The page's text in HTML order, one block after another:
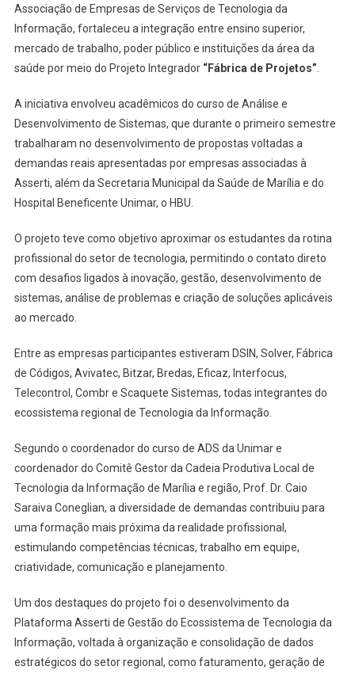
Associação de Empresas de Serviços de Tecnologia da
Informação, fortaleceu a integração entre ensino superior,
mercado de trabalho, poder público e instituições da área da
saúde por meio do Projeto Integrador “Fábrica de Projetos”
A iniciativa envolveu acadêmicos do curso de Análise e
Desenvolvimento de Sistemas, que durante o primeiro semestre
trabalharam no desenvolvimento de propostas voltadas a
demandas reais apresentadas por empresas associadas à
Asserti, além da Secretaria Municipal da Saúde de Marília e do
Hospital Beneficente Unimar, o HBU.
O projeto teve como objetivo aproximar os estudantes da rotina
profissional do setor de tecnologia, permitindo o contato direto
com desafios ligados à inovação, gestão, desenvolvimento de
sistemas, análise de problemas e criação de soluções aplicáveis
ao mercado.
Entre as empresas participantes estiveram DSIN, Solver, Fábrica
de Códigos, Avivatec, Bitzar, Bredas, Eficaz, Interfocus,
Telecontrol, Combr e Scaquete Sistemas, todas integrantes do
ecossistema regional de Tecnologia da Informação.
Segundo o coordenador do curso de ADS da Unimar e
coordenador do Comitê Gestor da Cadeia Produtiva Local de
Tecnologia da Informação de Marília e região, Prof. Dr. Caio
Saraiva Coneglian, a diversidade de demandas contribuiu para
uma formação mais próxima da realidade profissional,
estimulando competências técnicas, trabalho em equipe,
criatividade, comunicação e planejamento.
Um dos destaques do projeto foi o desenvolvimento da
Plataforma Asserti de Gestão do Ecossistema de Tecnologia da
Informação, voltada à organização e consolidação de dados
estratégicos do setor regional, como faturamento, geração de